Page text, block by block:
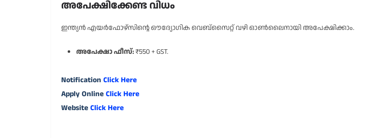
അപേക്ഷിക്കേണ്ട വിധം
ഇന്ത്യൻ എയർഫോഴ്സിന്റെ ഔദ്യോഗിക വെബ്സൈറ്റ് വഴി ഓൺലൈനായി അപേക്ഷിക്കാം.
അപേക്ഷാ ഫീസ്:₹550 + GST.
Notification Click Here
Apply OnlineClick Here
WebsiteClick Here